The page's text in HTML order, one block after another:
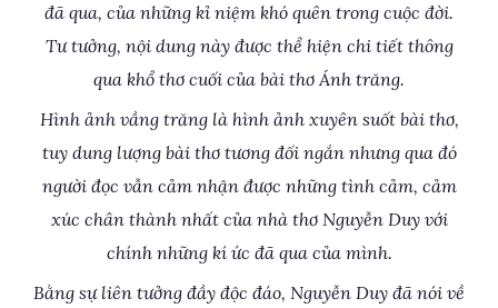
đã qua, của những kỉ niệm khó quên trong cuộc đời.
Tư tưởng, nội dung này được thể hiện chi tiết thông
qua khổ thơ cuối của bài thơ Ánh trăng.
Hình ảnh vầng trăng là hình ảnh xuyên suốt bài thơ,
tuy dung lượng bài thơ tương đối ngắn nhưng qua đó
người đọc vẫn cảm nhận được những tình cảm, cảm
xúc chân thành nhất của nhà thơ Nguyễn Duy với
chính những kí ức đã qua của mình.
Bằng sự liên tưởng đầy độc đáo, Nguyễn Duy đã nói về